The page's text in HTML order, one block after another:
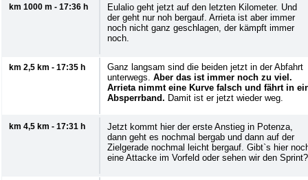
km 1000 m - 17:36 h
Eulalio geht jetzt auf den letzten Kilometer. Und
der geht nur noh bergauf. Arrieta ist aber immer
noch nicht ganz geschlagen, der kämpft immer
noch.
km 2,5 km - 17:35 h
Ganz langsam sind die beiden jetzt in der Abfahrt
unterwegs. Aber das ist immer noch zu viel.
Arrieta nimmt eine Kurve falsch und fährt in
Absperrband. Damit ist er jetzt wieder weg.
km 4,5 km - 17:31 h
Jetzt kommt hier der erste Anstieg in Potenza,
dann geht es nochmal bergab und dann auf der
Zielgerade nochmal leicht bergauf. Gibt`s hier
eine Attacke im Vorfeld oder sehen wir den Sprint?